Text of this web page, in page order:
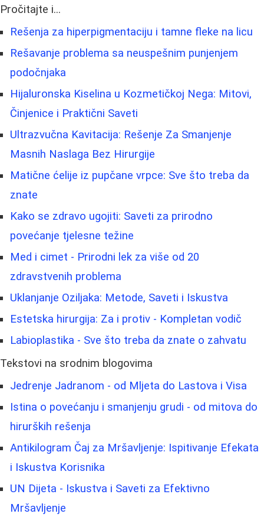
Pročitajte i...
Rešenja za hiperpigmentaciju i tamne fleke na licu
Rešavanje problema sa neuspešnim punjenjem
podočnjaka
Hijaluronska Kiselina u Kozmetičkoj Nega: Mitovi,
Činjenice i Praktični Saveti
Ultrazvučna Kavitacija: Rešenje Za Smanjenje
Masnih Naslaga Bez Hirurgije
Matične ćelije iz pupčane vrpce: Sve što treba da
znate
Kako se zdravo ugojiti: Saveti za prirodno
povećanje tjelesne težine
Med i cimet - Prirodni lek za više od 20
zdravstvenih problema
Uklanjanje Oziljaka: Metode, Saveti i Iskustva
Estetska hirurgija: Za i protiv - Kompletan vodič
Labioplastika - Sve što treba da znate o zahvatu
Tekstovi na srodnim blogovima
Jedrenje Jadranom - od Mljeta do Lastova i Visa
Istina o povećanju i smanjenju grudi - od mitova do
hirurških rešenja
Antikilogram Čaj za Mršavljenje: Ispitivanje Efekata
i Iskustva Korisnika
UN Dijeta - Iskustva i Saveti za Efektivno
Mršavljenje